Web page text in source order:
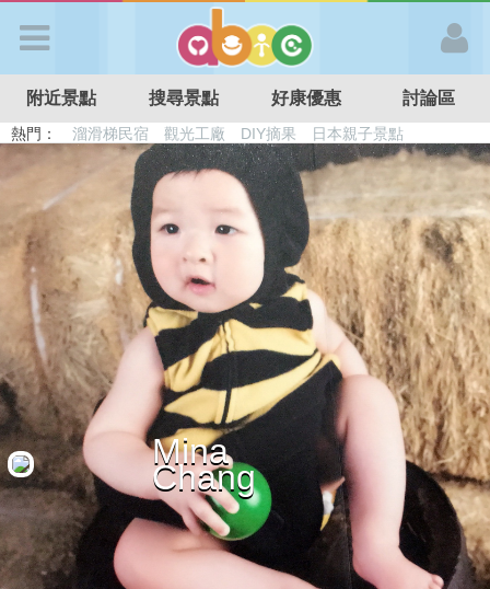
APP登入
首 頁
搜尋景點
好康優惠
最新消息
最新留言
商家合作
附近景點 搜尋景點 好康優惠 討論區
熱門： 溜滑梯民宿 觀光工廠 DIY摘果
日本親子景點
特色遊戲場
親子住房優惠 台北親子餐廳 溫泉泡湯SPA
Mina
Chang